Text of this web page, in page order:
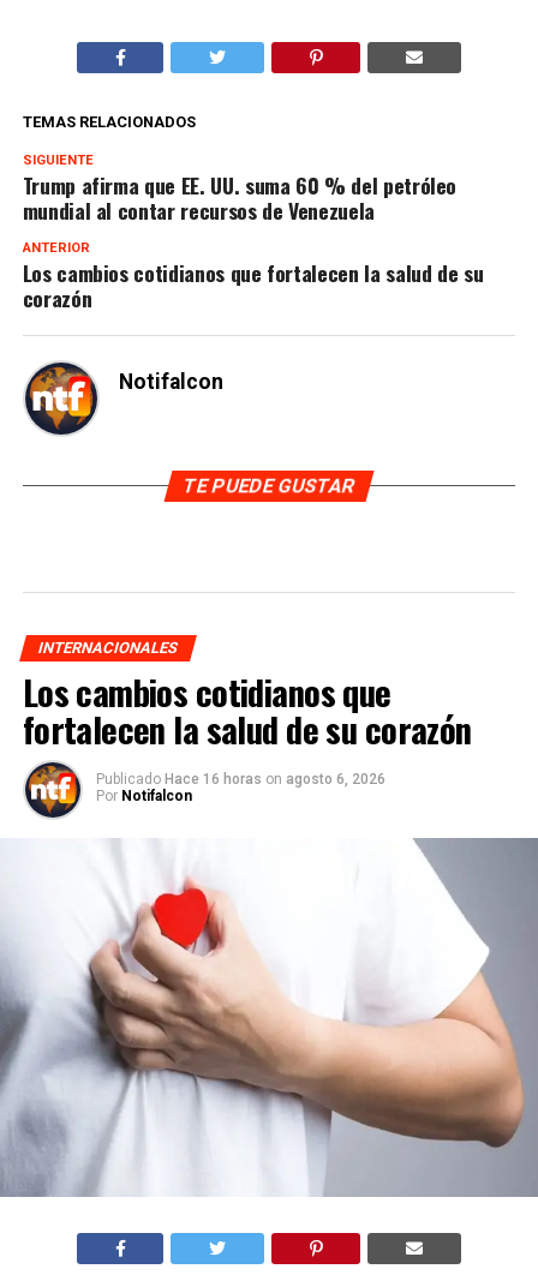
TEMAS RELACIONADOS
SIGUIENTE
Trump afirma que EE. UU. suma 60 % del petróleo
mundial al contar recursos de Venezuela
ANTERIOR
Los cambios cotidianos que fortalecen la salud de su
corazón
Notifalcon
TE PUEDE GUSTAR
INTERNACIONALES
Los cambios cotidianos que
fortalecen la salud de su corazón
Publicado Hace 16 horas on agosto 6, 2026
Por Notifalcon